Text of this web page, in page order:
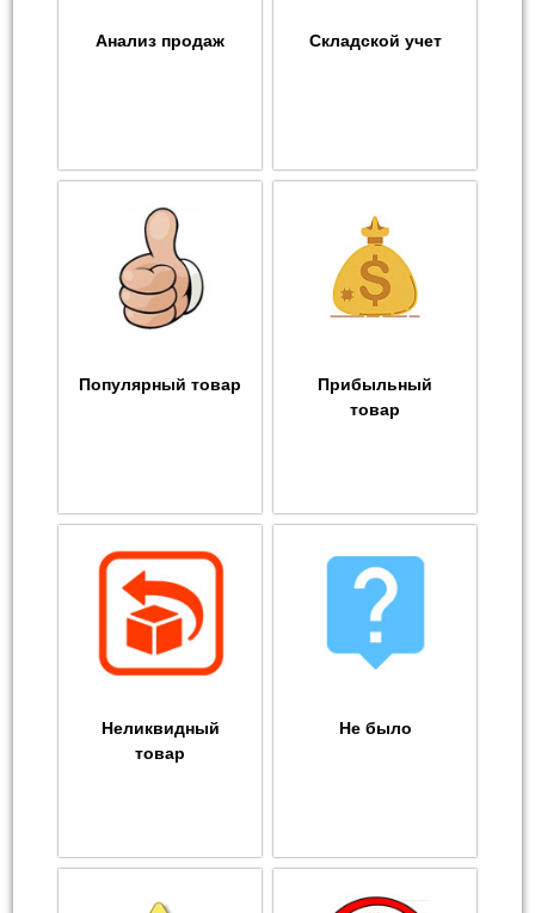
Анализ продаж Складской учет
Популярный товар
Прибыльный
товар
Неликвидный
товар
Не было